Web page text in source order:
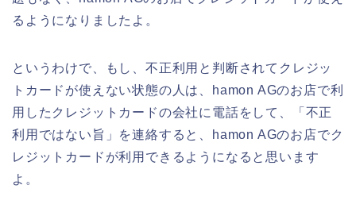
るようになりましたよ。
というわけで、もし、不正利用と判断されてクレジッ
トカードが使えない状態の人は、hamon AGのお店で利
用したクレジットカードの会社に電話をして、「不正
利用ではない旨」を連絡すると、hamon AGのお店でク
レジットカードが利用できるようになると思います
よ。